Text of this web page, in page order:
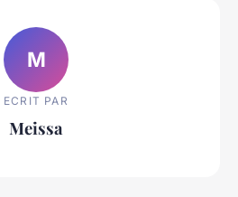
M
ECRIT PAR
Meissa